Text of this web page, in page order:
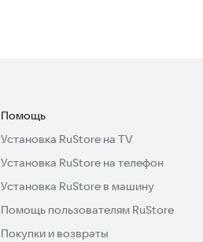
Помощь
Установка RuStore на TV
Установка RuStore на телефон
Установка RuStore в машину
Помощь пользователям RuStore
Покупки и возвраты